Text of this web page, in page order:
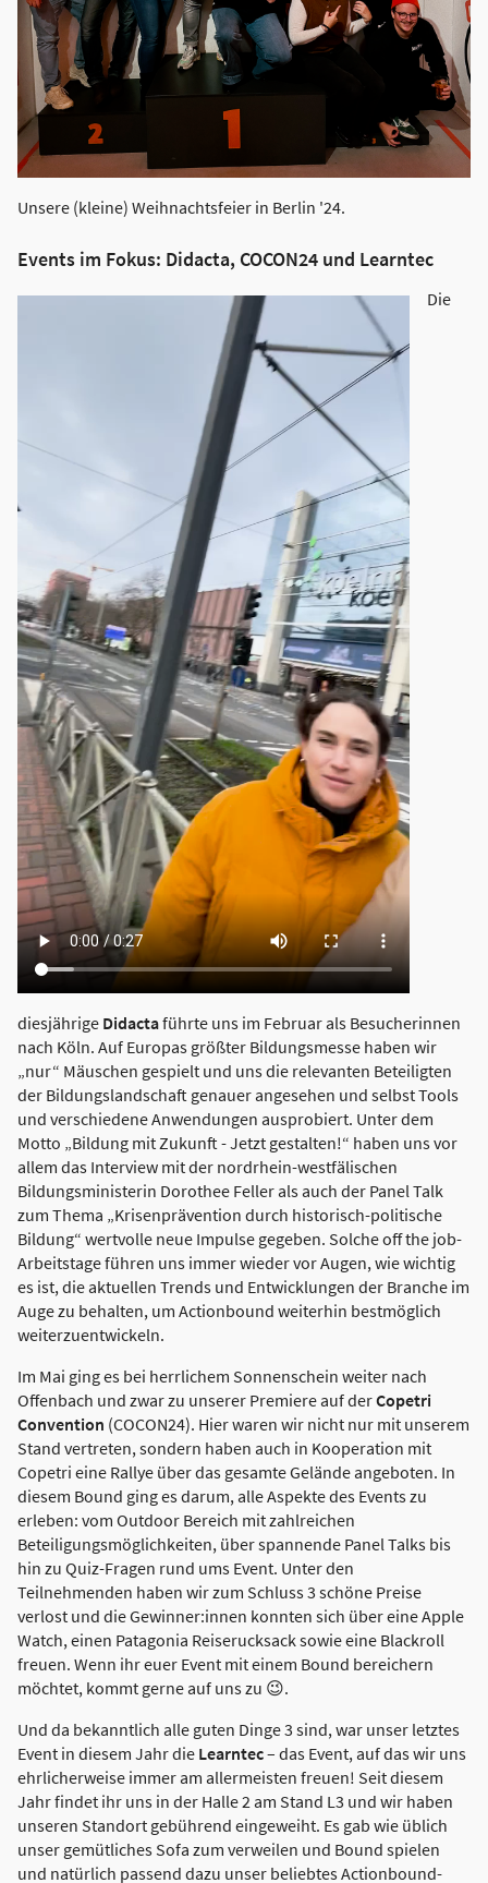
Unsere (kleine) Weihnachtsfeier in Berlin '24.
Events im Fokus: Didacta, COCON24 und Learntec
Die
diesjährige Didactaführte uns im Februar als Besucherinnen
nach Köln. Auf Europas größter Bildungsmesse haben wir
„nur“ Mäuschen gespielt und uns die relevanten Beteiligten
der Bildungslandschaft genauer angesehen und selbst Tools
und verschiedene Anwendungen ausprobiert. Unter dem
Motto „Bildung mit Zukunft - Jetzt gestalten!“ haben uns vor
allem das Interview mit der nordrhein-westfälischen
Bildungsministerin Dorothee Feller als auch der Panel Talk
zum Thema „Krisenprävention durch historisch-politische
Bildung“ wertvolle neue Impulse gegeben. Solche off the job-
Arbeitstage führen uns immer wieder vor Augen, wie wichtig
es ist, die aktuellen Trends und Entwicklungen der Branche im
Auge zu behalten, um Actionbound weiterhin bestmöglich
weiterzuentwickeln.
Im Mai ging es bei herrlichem Sonnenschein weiter nach
Offenbach und zwar zu unserer Premiere auf derCopetri
Convention (COCON24). Hier waren wir nicht nur mit unserem
Stand vertreten, sondern haben auch in Kooperation mit
Copetri eine Rallye über das gesamte Gelände angeboten. In
diesem Bound ging es darum, alle Aspekte des Events zu
erleben: vom Outdoor Bereich mit zahlreichen
Beteiligungsmöglichkeiten, über spannende Panel Talks bis
hin zu Quiz-Fragen rund ums Event. Unter den
Teilnehmenden haben wir zum Schluss 3 schöne Preise
verlost und die Gewinner:innen konnten sich über eine Apple
Watch, einen Patagonia Reiserucksack sowie eine Blackroll
freuen. Wenn ihr euer Event mit einem Bound bereichern
möchtet, kommt gerne auf uns zu 😉.
Und da bekanntlich alle guten Dinge 3 sind, war unser letztes
Event in diesem Jahr die Learntec– das Event, auf das wir uns
ehrlicherweise immer am allermeisten freuen! Seit diesem
Jahr findet ihr uns in der Halle 2 am Stand L3 und wir haben
unseren Standort gebührend eingeweiht. Es gab wie üblich
unser gemütliches Sofa zum verweilen und Bound spielen
und natürlich passend dazu unser beliebtes Actionbound-